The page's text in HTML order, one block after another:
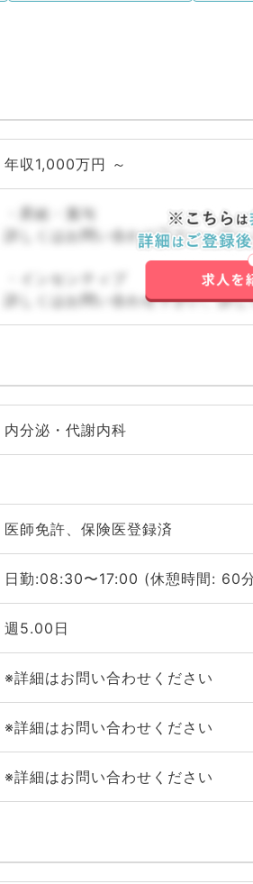
年収1,000万円 ～
・昇給・賞与
詳しくはお問い合わせ下さい。詳
・インセンティブ
詳しくはお問い合わせ下さい。詳
内分泌・代謝内科
医師免許、保険医登録済
日勤:08:30〜17:00 (休憩時間: 60
週5.00日
※詳細はお問い合わせください
※詳細はお問い合わせください
※詳細はお問い合わせください